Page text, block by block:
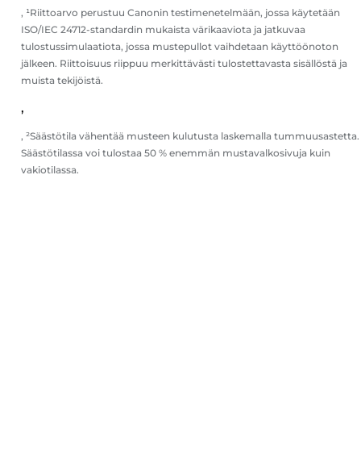
, ¹Riittoarvo perustuu Canonin testimenetelmään, jossa käytetään
ISO/IEC 24712-standardin mukaista värikaaviota ja jatkuvaa
tulostussimulaatiota, jossa mustepullot vaihdetaan käyttöönoton
jälkeen. Riittoisuus riippuu merkittävästi tulostettavasta sisällöstä ja
muista tekijöistä.
,
, ²Säästötila vähentää musteen kulutusta laskemalla tummuusastetta.
Säästötilassa voi tulostaa 50 % enemmän mustavalkosivuja kuin
vakiotilassa.